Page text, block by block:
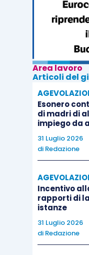
Area lavoro
Articoli del
Esonero
di madri di
impiego da
31 Luglio 2026
di Redazione
Incentivo
rapporti di
istanze
31 Luglio 2026
di Redazione